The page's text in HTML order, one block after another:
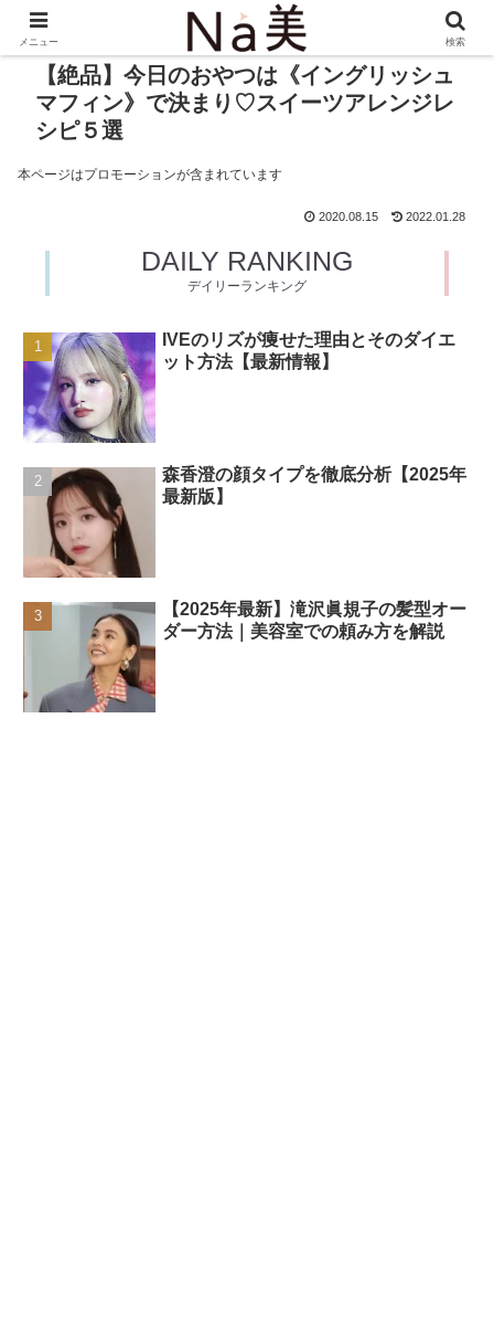
【絶品】今日のおやつは《イングリッシュ
マフィン》で決まり♡スイーツアレンジレ
シピ５選
本ページはプロモーションが含まれています
2020.08.15 2022.01.28
DAILY RANKING
デイリーランキング
IVEのリズが痩せた理由とそのダイエ
ット方法【最新情報】
森香澄の顔タイプを徹底分析【2025年
最新版】
【2025年最新】滝沢眞規子の髪型オー
ダー方法｜美容室での頼み方を解説
メニュー 検索